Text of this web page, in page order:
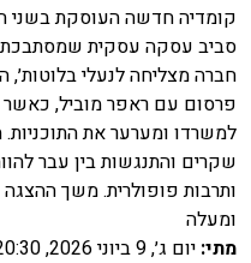
קומדיה חדשה העוסקת
סביב עסקה עסקית שמסתבכת.
חברה מצליחה לנעלי
פרסום עם ראפר מוביל, כאשר
למשרדו ומערער את
שקרים והתנגשות בין עבר
ומעלה
מתי: יום ג׳, 9 ביוני 2026, 20:30